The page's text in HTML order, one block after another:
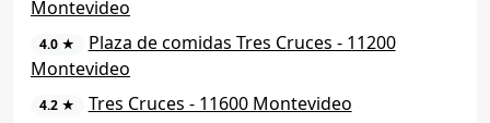
Montevideo
4.0 ★
Plaza de comidas Tres Cruces - 11200
Montevideo
4.2 ★ Tres Cruces - 11600 Montevideo